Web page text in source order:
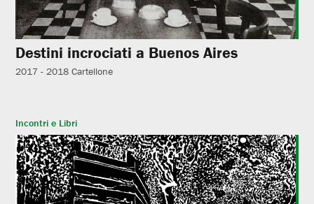
Destini incrociati a Buenos Aires
2017 - 2018 Cartellone
Incontri e Libri